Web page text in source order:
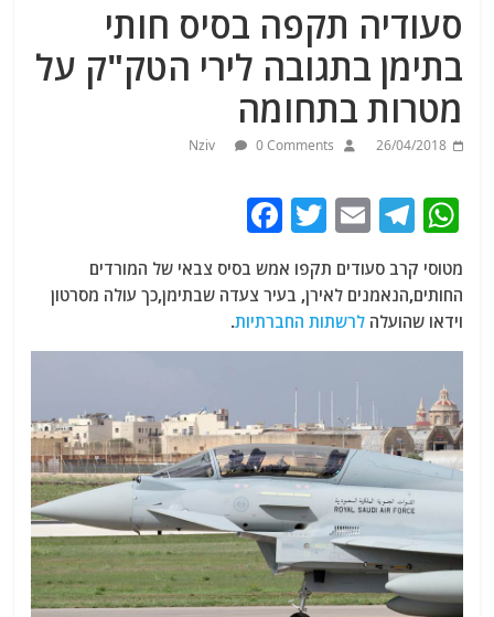
סעודיה תקפה בסיס חותי
בתימן בתגובה לירי הטק"ק על
מטרות בתחומה
26/04/2018
Nziv 0 Comments
W
at
s
A
p
p
T
e
g
ra
m
E
ai
l
T
itt
er
c
e
b
o
k
מטוסי קרב סעודים תקפו אמש בסיס צבאי של המורדים
החותים,הנאמנים לאירן, בעיר צעדה שבתימן,כך עולה מסרטון
וידאו שהועלהלרשתות החברתיות.